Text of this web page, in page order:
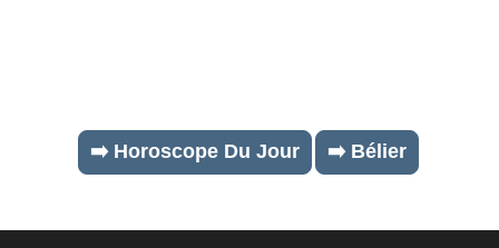
➡️ Horoscope Du Jour ➡️ Bélier